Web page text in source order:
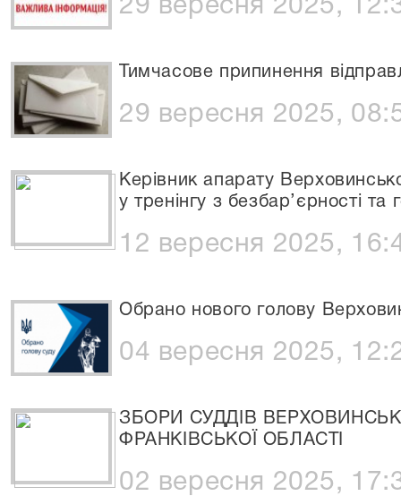
29 вересня 2025,
Тимчасове припинення
29 вересня 2025,
Керівник апарату
у тренінгу з безбар’єрності та
12 вересня 2025,
Обрано нового голову
04 вересня 2025,
ЗБОРИ СУДДІВ
ФРАНКІВСЬКОЇ ОБЛАСТІ
02 вересня 2025,